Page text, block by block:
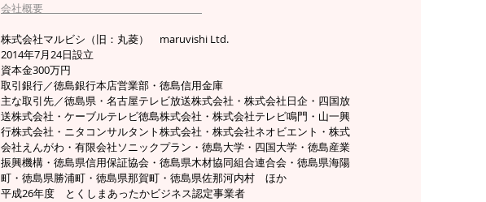
会社概要
株式会社マルビシ（旧：丸菱） maruvishi Ltd.
2014年7月24日設立
資本金300万円
取引銀行／徳島銀行本店営業部・徳島信用金庫
​主な取引先／徳島県・名古屋テレビ放送株式会社・株式会社日企・四国放
送株式会社・ケーブルテレビ徳島株式会社・株式会社テレビ鳴門・山一興
行株式会社・ニタコンサルタント株式会社・株式会社ネオビエント・株式
会社えんがわ・有限会社ソニックプラン・徳島大学・四国大学・徳島産業
振興機構・徳島県信用保証協会・徳島県木材協同組合連合会・徳島県海陽
町・徳島県勝浦町・徳島県那賀町・徳島県佐那河内村 ほか
平成26年度 とくしまあったかビジネス認定事業者